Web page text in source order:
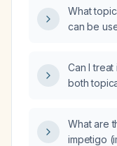
What
can be
Can I
both
What are
impetigo